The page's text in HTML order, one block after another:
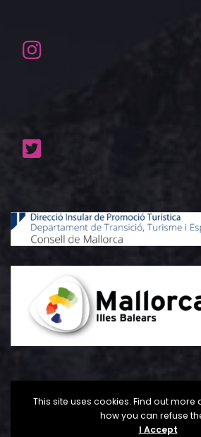
This site uses cookies. Find out
how you can refuse
I Accept